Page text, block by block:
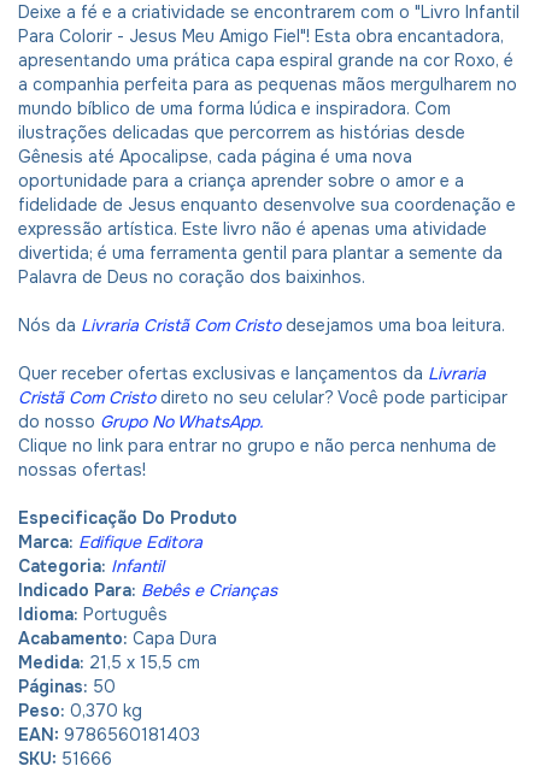
Deixe a fé e a criatividade se encontrarem com o "Livro Infantil
Para Colorir - Jesus Meu Amigo Fiel"! Esta obra encantadora,
apresentando uma prática capa espiral grande na cor Roxo, é
a companhia perfeita para as pequenas mãos mergulharem no
mundo bíblico de uma forma lúdica e inspiradora. Com
ilustrações delicadas que percorrem as histórias desde
Gênesis até Apocalipse, cada página é uma nova
oportunidade para a criança aprender sobre o amor e a
fidelidade de Jesus enquanto desenvolve sua coordenação e
expressão artística. Este livro não é apenas uma atividade
divertida; é uma ferramenta gentil para plantar a semente da
Palavra de Deus no coração dos baixinhos.
Nós da Livraria Cristã Com Cristo desejamos uma boa leitura.
Quer receber ofertas exclusivas e lançamentos da Livraria
Cristã Com Cristodireto no seu celular? Você pode participar
do nosso Grupo No WhatsApp.
Clique no link para entrar no grupo e não perca nenhuma de
nossas ofertas!
Especificação Do Produto
Marca: Edifique Editora
Categoria: Infantil
Indicado Para: Bebês e Crianças
Idioma: Português
Acabamento: Capa Dura
Medida: 21,5 x 15,5 cm
Páginas: 50
Peso: 0,370 kg
EAN: 9786560181403
SKU: 51666